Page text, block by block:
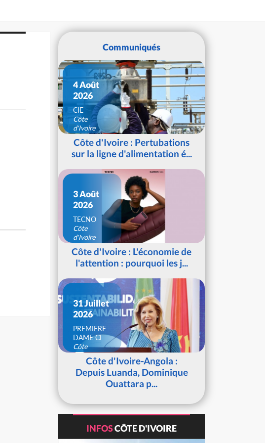
Communiqués
4 Août
2026
CIE
Côte
d'Ivoire
Côte d'Ivoire : Pertubations
sur la ligne d'alimentation é...
3 Août
2026
TECNO
Côte
d'Ivoire
Côte d'Ivoire : L'économie de
l'attention : pourquoi les j...
31 Juillet
2026
PREMIERE
DAME CI
Côte
d'IvoireCôte d'Ivoire-Angola :
Depuis Luanda, Dominique
Ouattara p...
INFOSCÔTE D'IVOIRE